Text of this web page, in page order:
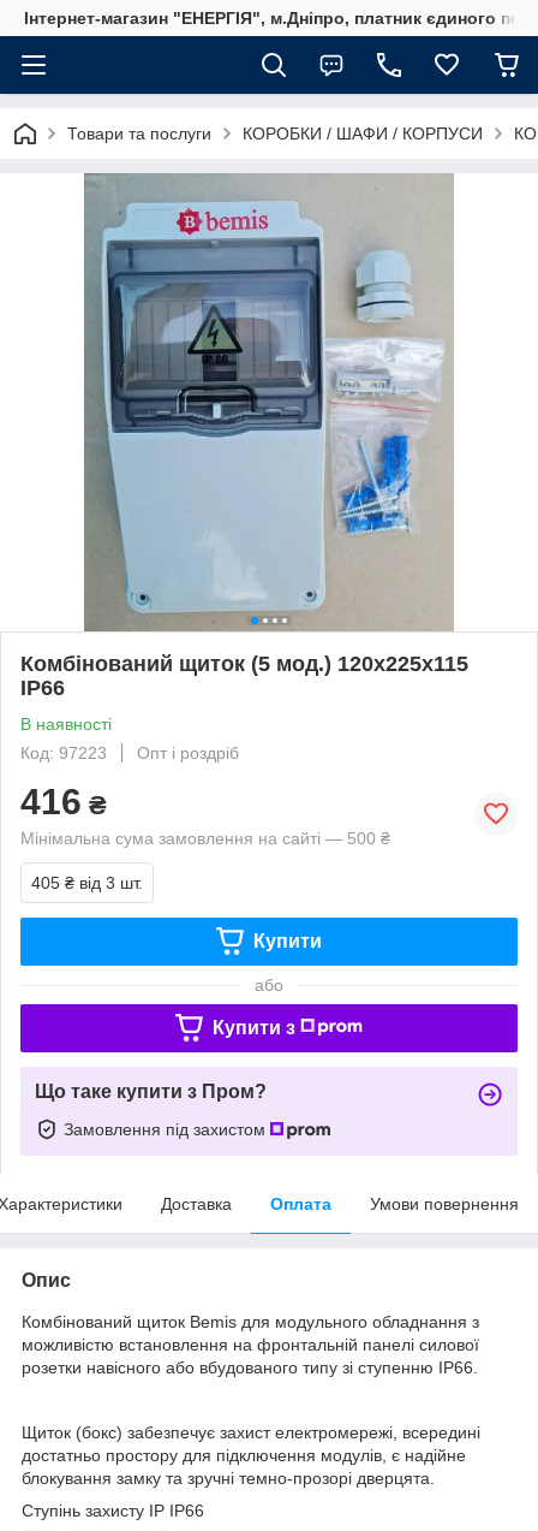
Інтернет-магазин "ЕНЕРГІЯ", м.Дніпро, платник єдиного
Товари та послуги КОРОБКИ / ШАФИ / КОРПУСИ
Комбінований щиток (5 мод.) 120x225x115
IP66
В наявності
Код: 97223
Опт і роздріб
416 ₴
Мінімальна сума замовлення на сайті — 500 ₴
405 ₴ від 3 шт.
Купити
або
Купити з
Що таке купити з Пром?
Замовлення під захистом
Доставка Оплата Умови повернення
Опис
Комбінований щиток Bemis для модульного обладнання з
можливістю встановлення на фронтальній панелі силової
розетки навісного або вбудованого типу зі ступенню IP66.
Щиток (бокс) забезпечує захист електромережі, всередині
достатньо простору для підключення модулів, є надійне
блокування замку та зручні темно-прозорі дверцята.
Ступінь захисту IP IP66